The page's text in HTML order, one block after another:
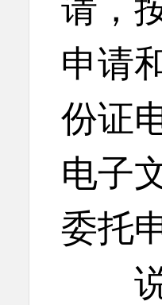
请，
申请
份证
电子
委托
说